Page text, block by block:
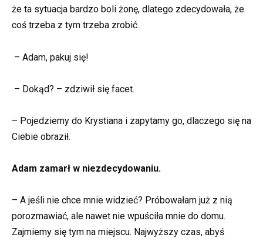
że ta sytuacja bardzo boli żonę, dlatego zdecydowała, że
coś trzeba z tym trzeba zrobić.
– Adam, pakuj się!
– Dokąd? – zdziwił się facet.
– Pojedziemy do Krystiana i zapytamy go, dlaczego się na
Ciebie obraził.
Adam zamarł w niezdecydowaniu.
– A jeśli nie chce mnie widzieć? Próbowałam już z nią
porozmawiać, ale nawet nie wpuściła mnie do domu.
Zajmiemy się tym na miejscu. Najwyższy czas, abyś